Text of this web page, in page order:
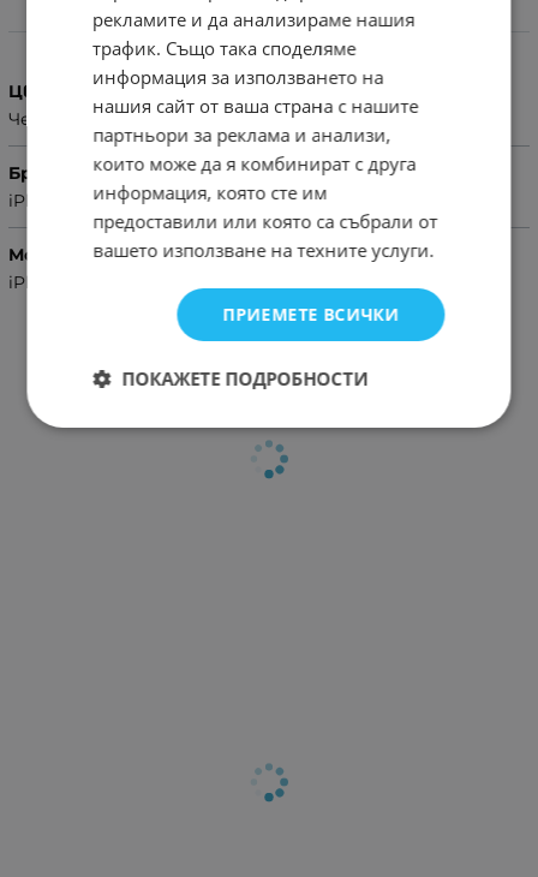
Характеристики
Цвят
Червен
Бранд
iPhone
Модел Телефон
iPhone 12
рекламите и да анализираме нашия
трафик. Също така споделяме
информация за използването на
нашия сайт от ваша страна с нашите
партньори за реклама и анализи,
които може да я комбинират с друга
информация, която сте им
предоставили или която са събрали от
вашето използване на техните услуги.
ПРИЕМЕТЕ ВСИЧКИ
ПОКАЖЕТЕ ПОДРОБНОСТИ